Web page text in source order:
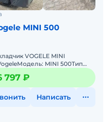
MINI 500
VOGELE MINI
MINI 500Тип
выпуска: 2024
797 ₽
Написать